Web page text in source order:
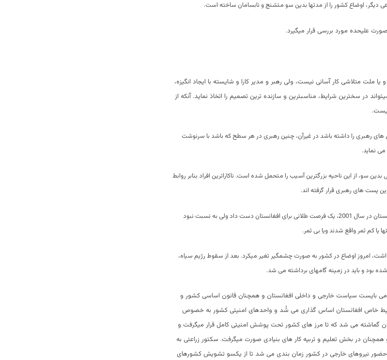
دیگر، اوضاع کشور را از مدتها بدین سو متشنج و نابسامان ساخته است.
علیحده مورد بررسی قرار میگیرد.
ملت متلاشی کار آسانی نیست، ولی رهبر و مدیر کارا و شایسته با ایجاد انگیزه،
در سخترین شرایط، مناسبترین و سازنده ترین تصمیم را اتخاذ نماید. آنکه از
های رهبری را داشته باشد در غیرآن، چنین رهبری در هر سطح که باشد با سرنوشت
نماید.
بدین سو، از این ناحیه بزرگترین آسیب را متحمل شده است. ناکاراترین افراد بنابر روابط
پست های رهبری قرار گرفته اند.
بعد از فرو پاشی رژیم طالبان در افغانستان در سال 2001، یک فرصت طلائی برای افغانستان دست داد ولی به نسبت نبود
یا کم ثمر واقع شدند ویا بی ثمر.
امروز اوضاع در کشور به صورت چشمگیر تغیر میکرد. بعد از سقوط رژیم سیاه،
بود و باید در زمینه گامهای برداشته می شد.
می بایست سیاست خارجی و داخلی افغانستان و همچنان قانون اساسی کشور و
خاص افغانستان اساس گذاری می شُد و واحدهای امنیتی کشور به خصوص
گماشته می شد که تا مرز های کشور تحت پوشش امنیتی کامل قرار میگرفت و
همچنان در بخش تعلیم و تربیه کار های بنیادی صورت میگرفت. سکتور زراعتی به
نیروهای خارجی در کشور زمان بندی می شد تا از یکسو تشویش کشورهای